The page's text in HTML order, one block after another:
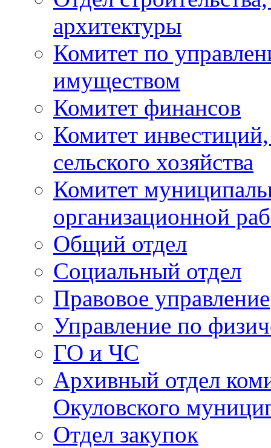
архитектуры
Комитет по
имуществом
Комитет финансов
Комитет
сельского хозяйства
Комитет
организационной
Общий отдел
Социальный отдел
Правовое управление
Управление по
ГО и ЧС
Архивный отдел
Окуловского
Отдел закупок